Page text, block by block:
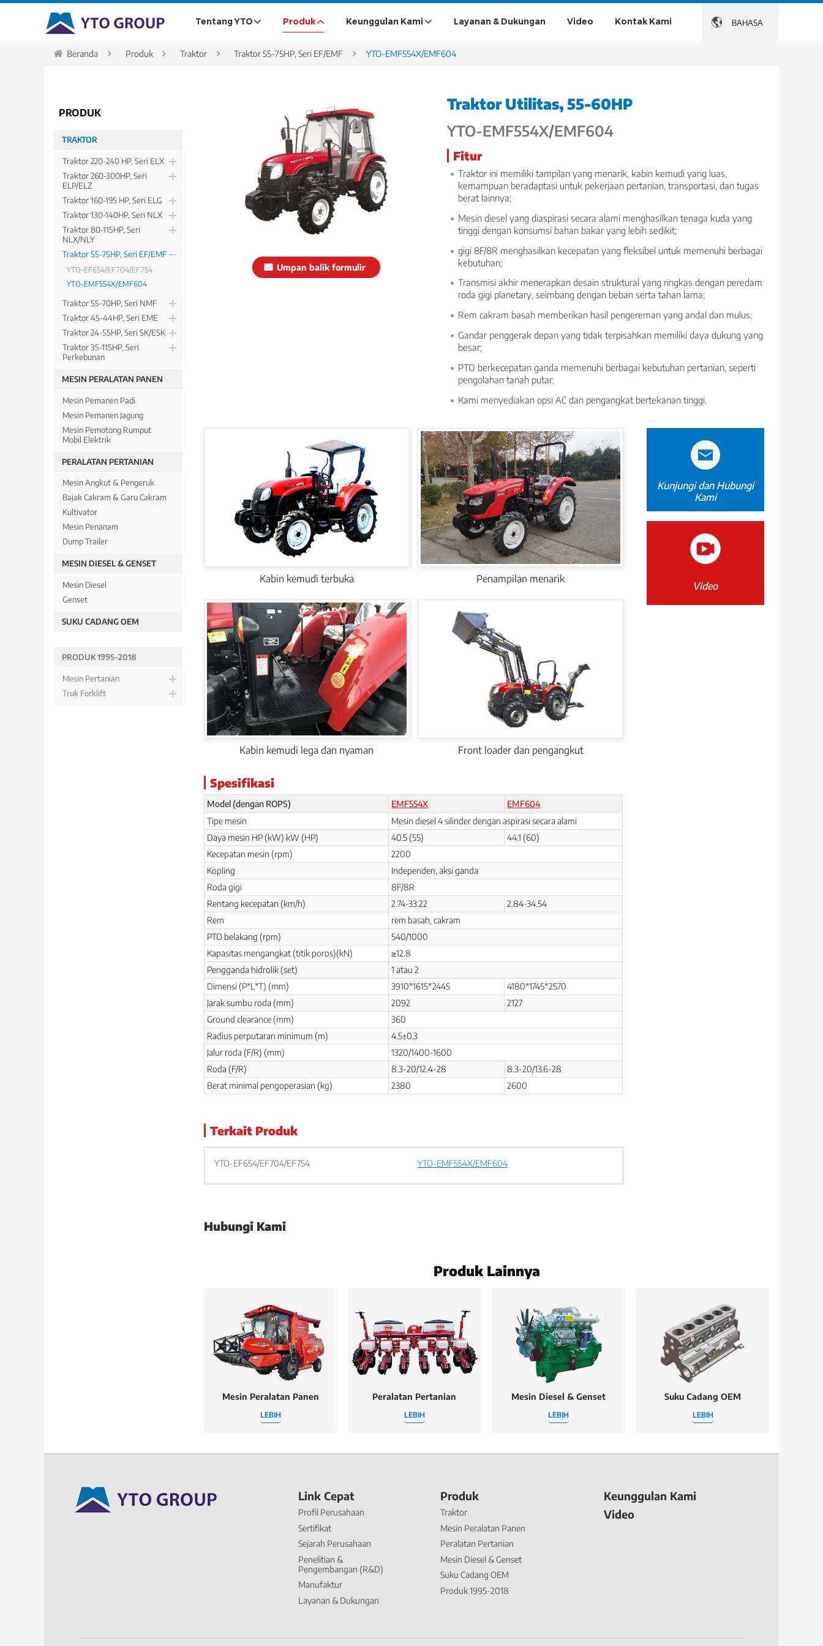
 BAHASA
Tentang YTO Produk Keunggulan Kami Layanan & Dukungan Video Kontak Kami
Beranda Produk Traktor Traktor 55-75HP, Seri EF/EMF YTO-EMF554X/EMF604
Umpan balik formulir
Traktor Utilitas, 55-60HP
YTO-EMF554X/EMF604
Fitur
Traktor ini memiliki tampilan yang menarik, kabin kemudi yang luas,
kemampuan beradaptasi untuk pekerjaan pertanian, transportasi, dan tugas
berat lainnya;
Mesin diesel yang diaspirasi secara alami menghasilkan tenaga kuda yang
tinggi dengan konsumsi bahan bakar yang lebih sedikit;
gigi 8F/8R menghasilkan kecepatan yang fleksibel untuk memenuhi berbagai
kebutuhan;
Transmisi akhir menerapkan desain struktural yang ringkas dengan peredam
roda gigi planetary, seimbang dengan beban serta tahan lama;
Rem cakram basah memberikan hasil pengereman yang andal dan mulus;
Gandar penggerak depan yang tidak terpisahkan memiliki daya dukung yang
besar;
PTO berkecepatan ganda memenuhi berbagai kebutuhan pertanian, seperti
pengolahan tanah putar;
Kami menyediakan opsi AC dan pengangkat bertekanan tinggi.
Kabin kemudi terbuka Penampilan menarik
Kabin kemudi lega dan nyaman Front loader dan pengangkut
Spesifikasi
Model (dengan ROPS) EMF554X EMF604
Tipe mesin
Mesin diesel 4 silinder dengan aspirasi secara alami
Daya mesin HP (kW) kW (HP)
40.5 (55)
44.1 (60)
Kecepatan mesin (rpm)
2200
Kopling
Independen, aksi ganda
Roda gigi
8F/8R
Rentang kecepatan (km/h)
2.74-33.22
2.84-34.54
Rem
rem basah, cakram
PTO belakang (rpm)
540/1000
Kapasitas mengangkat (titik poros)(kN)
≥12.8
Pengganda hidrolik (set)
1 atau 2
Dimensi (P*L*T) (mm)
3910*1615*2445
4180*1745*2570
Jarak sumbu roda (mm)
2092
2127
Ground clearance (mm)
360
Radius perputaran minimum (m)
4.5±0.3
Jalur roda (F/R) (mm)
1320/1400-1600
Roda (F/R)
8.3-20/12.4-28
8.3-20/13.6-28
Berat minimal pengoperasian (kg)
2380 2600
Terkait Produk
YTO-EF654/EF704/EF754 YTO-EMF554X/EMF604
Hubungi Kami
Kunjungi dan Hubungi
Kami
Video
Produk Lainnya
Mesin Peralatan Panen
LEBIH
Peralatan Pertanian
LEBIH
Mesin Diesel & Genset
LEBIH
Suku Cadang OEM
LEBIH
PRODUK
TRAKTOR
Traktor 220-240 HP, Seri ELX
Traktor 260-300HP, Seri
ELP/ELZ
Traktor 160-195 HP, Seri ELG
Traktor 130-140HP, Seri NLX
Traktor 80-115HP, Seri
NLX/NLY
Traktor 55-75HP, Seri EF/EMF
YTO-EF654/EF704/EF754
YTO-EMF554X/EMF604
Traktor 55-70HP, Seri NMF
Traktor 45-44HP, Seri EME
Traktor 24-55HP, Seri SK/ESK
Traktor 35-115HP, Seri
Perkebunan
MESIN PERALATAN PANEN
Mesin Pemanen Padi
Mesin Pemanen Jagung
Mesin Pemotong Rumput
Mobil Elektrik
PERALATAN PERTANIAN
Mesin Angkut & Pengeruk
Bajak Cakram & Garu Cakram
Kultivator
Mesin Penanam
Dump Trailer
MESIN DIESEL & GENSET
Mesin Diesel
Genset
SUKU CADANG OEM
PRODUK 1995-2018
Mesin Pertanian
Truk Forklift
Link Cepat
Profil Perusahaan
Sertifikat
Sejarah Perusahaan
Penelitian &
Pengembangan (R&D)
Manufaktur
Layanan & Dukungan
Produk
Traktor
Mesin Peralatan Panen
Peralatan Pertanian
Mesin Diesel & Genset
Suku Cadang OEM
Produk 1995-2018
Keunggulan Kami
Video